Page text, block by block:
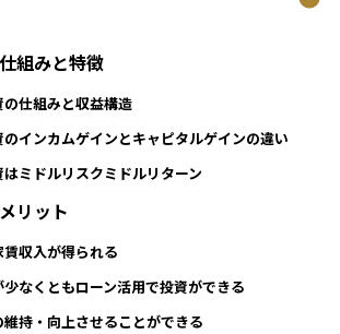
組みと特徴
仕組みと収益構造
インカムゲインとキャピタルゲインの違い
ミドルリスクミドルリターン
リット
収入が得られる
少なくともローン活用で投資ができる
持・向上させることができる